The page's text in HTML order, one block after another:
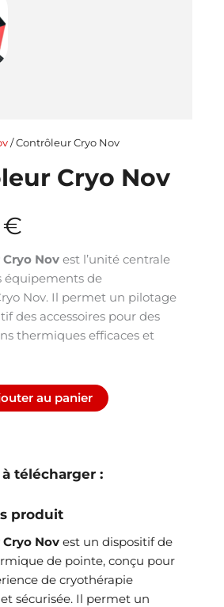
/ Contrôleur Cryo Nov
Cryo Nov
€
Novest l’unité centrale
équipements de
Nov. Il permet un pilotage
des accessoires pour des
thermiques efficaces et
au panier
télécharger :
produit
Novest un dispositif de
de pointe, conçu pour
de cryothérapie
sécurisée. Il permet un